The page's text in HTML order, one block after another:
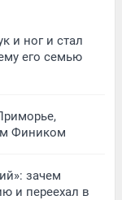
и ног и стал
его семью
Фиником
зачем
и переехал в